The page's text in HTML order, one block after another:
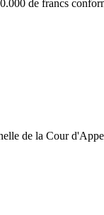
de francs
de la Cour